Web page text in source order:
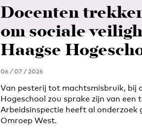
Docenten
om sociale
Haagse
06 / 07 / 2026
Van pesterij tot machtsmisbruik, bij
Hogeschool zou sprake zijn van een
Arbeidsinspectie heeft al onderzoek
Omroep West.